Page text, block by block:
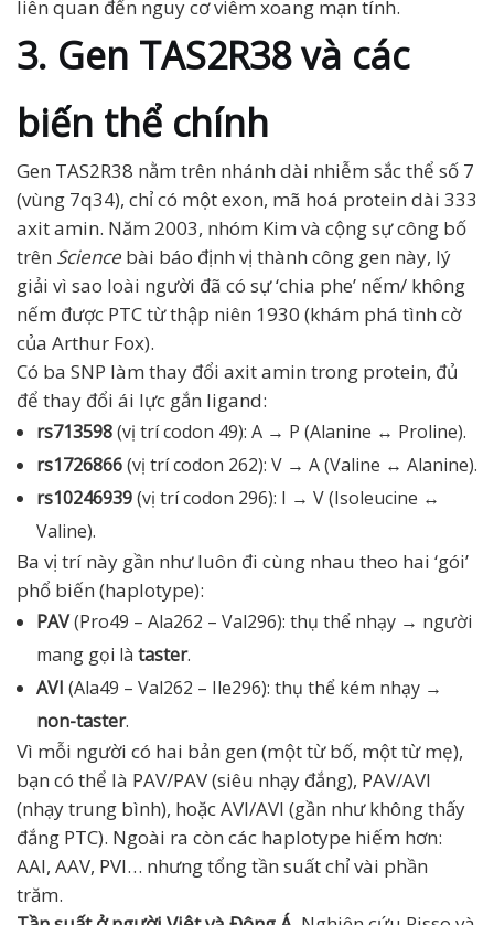
liên quan đến nguy cơ viêm xoang mạn tính.
3. Gen TAS2R38 và các
biến thể chính
Gen TAS2R38 nằm trên nhánh dài nhiễm sắc thể số 7
(vùng 7q34), chỉ có một exon, mã hoá protein dài 333
axit amin. Năm 2003, nhóm Kim và cộng sự công bố
trên Science bài báo định vị thành công gen này, lý
giải vì sao loài người đã có sự ‘chia phe’ nếm/ không
nếm được PTC từ thập niên 1930 (khám phá tình cờ
của Arthur Fox).
Có ba SNP làm thay đổi axit amin trong protein, đủ
để thay đổi ái lực gắn ligand:
rs713598(vị trí codon 49): A → P (Alanine ↔ Proline).
rs1726866(vị trí codon 262): V → A (Valine ↔ Alanine).
rs10246939(vị trí codon 296): I → V (Isoleucine ↔
Valine).
Ba vị trí này gần như luôn đi cùng nhau theo hai ‘gói’
phổ biến (haplotype):
PAV(Pro49 – Ala262 – Val296): thụ thể nhạy → người
mang gọi là taster.
AVI (Ala49 – Val262 – Ile296): thụ thể kém nhạy →
non-taster.
Vì mỗi người có hai bản gen (một từ bố, một từ mẹ),
bạn có thể là PAV/PAV (siêu nhạy đắng), PAV/AVI
(nhạy trung bình), hoặc AVI/AVI (gần như không thấy
đắng PTC). Ngoài ra còn các haplotype hiếm hơn:
AAI, AAV, PVI… nhưng tổng tần suất chỉ vài phần
trăm.